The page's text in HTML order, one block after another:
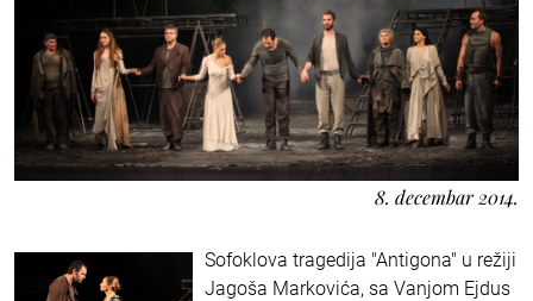
8. decembar 2014.
Sofoklova tragedija "Antigona" u režiji
Jagoša Markovića, sa Vanjom Ejdus